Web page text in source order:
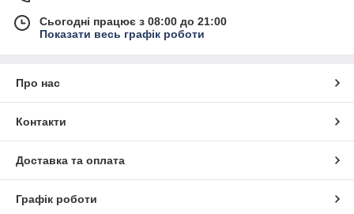
Сьогодні працює з 08:00 до 21:00
Показати весь графік роботи
Про нас
Контакти
Доставка та оплата
Графік роботи